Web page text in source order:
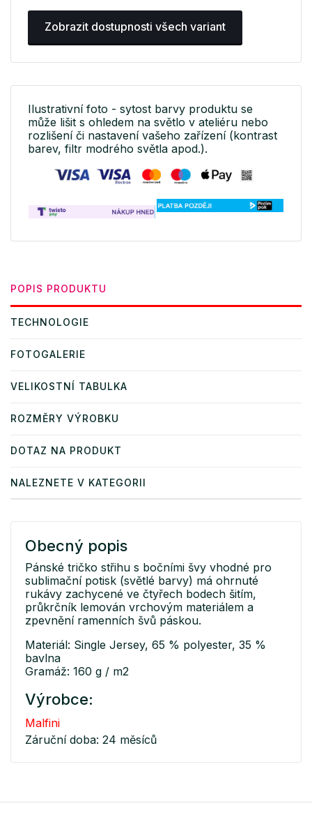
Zobrazit dostupnosti všech variant
Ilustrativní foto - sytost barvy produktu se
může lišit s ohledem na světlo v ateliéru nebo
rozlišení či nastavení vašeho zařízení (kontrast
barev, filtr modrého světla apod.).
POPIS PRODUKTU
TECHNOLOGIE
FOTOGALERIE
VELIKOSTNÍ TABULKA
ROZMĚRY VÝROBKU
DOTAZ NA PRODUKT
NALEZNETE V KATEGORII
Obecný popis
Pánské tričko střihu s bočními švy vhodné pro
sublimační potisk (světlé barvy) má ohrnuté
rukávy zachycené ve čtyřech bodech šitím,
průkrčník lemován vrchovým materiálem a
zpevnění ramenních švů páskou.
Materiál: Single Jersey, 65 % polyester, 35 %
bavlna
Gramáž: 160 g / m2
Výrobce:
Malfini
Záruční doba: 24 měsíců